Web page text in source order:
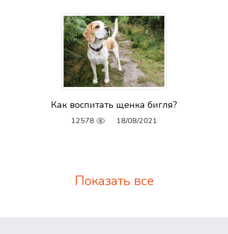
Как воспитать щенка бигля?
12578 18/08/2021
Показать все